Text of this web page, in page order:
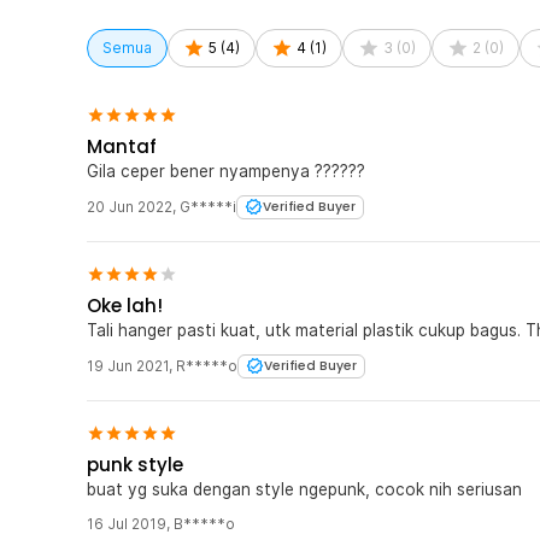
mineral yang beredar di Indonesia. Karena bersifat
berbagai macam jenis botol air mineral.
Dengan menggunakan gantungan botol air mineral, ini
ketika sedang melakukan aktivitas outdoor seperti
lainnya. Jika Anda ingin minum, tinggal lepaskan saja
Kelengkapan Produk
Rincian yang Anda dapatkan untuk pembelian produk ini:
Semua 5 (4) 4 (1) 3 (0) 2 (0)
Mantaf
Gila ceper bener nyampenya ??????
20 Jun 2022, G*****i Verified Buyer
Oke lah!
Tali hanger pasti kuat, utk material plastik cukup bagus.
19 Jun 2021, R*****o Verified Buyer
punk style
buat yg suka dengan style ngepunk, cocok nih seriusan
16 Jul 2019, B*****o